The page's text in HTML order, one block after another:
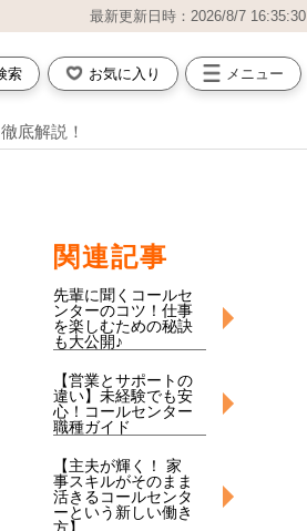
最新更新日時：2026/8/7 16:35:30
索 お気に入り メニュー
底解説！
関連記事
先輩に聞くコールセ
ンターのコツ！仕事
を楽しむための秘訣
も大公開♪
【営業とサポートの
違い】未経験でも安
心！コールセンター
職種ガイド
【主夫が輝く！ 家
事スキルがそのまま
活きるコールセンタ
ーという新しい働き